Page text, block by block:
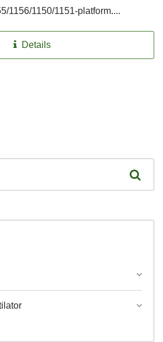
1156/1150/1151-platform....
Details